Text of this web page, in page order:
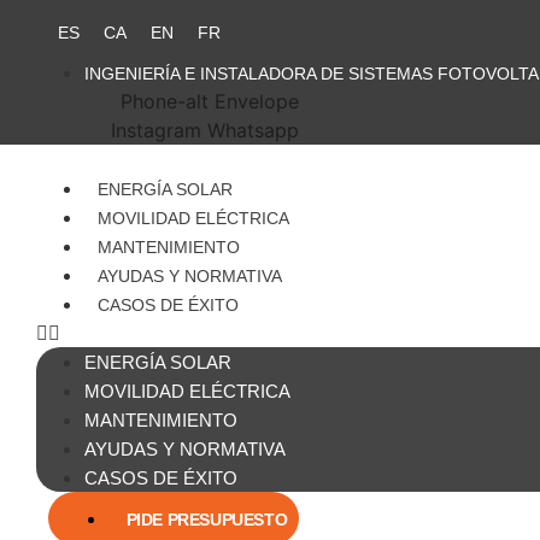
contenido
ES CA EN FR
INGENIERÍA E INSTALADORA DE SISTEMAS
Phone-alt Envelope
Instagram Whatsapp
ENERGÍA SOLAR
MOVILIDAD ELÉCTRICA
MANTENIMIENTO
AYUDAS Y NORMATIVA
CASOS DE ÉXITO
ENERGÍA SOLAR
MOVILIDAD ELÉCTRICA
MANTENIMIENTO
AYUDAS Y NORMATIVA
CASOS DE ÉXITO
PIDE PRESUPUESTO